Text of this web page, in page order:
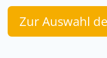
Zur Auswahl